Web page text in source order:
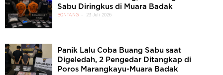
Sabu Diringkus di Muara Badak
BONTANG 23 Juli 2026
Panik Lalu Coba Buang Sabu saat
Digeledah, 2 Pengedar Ditangkap di
Poros Marangkayu-Muara Badak